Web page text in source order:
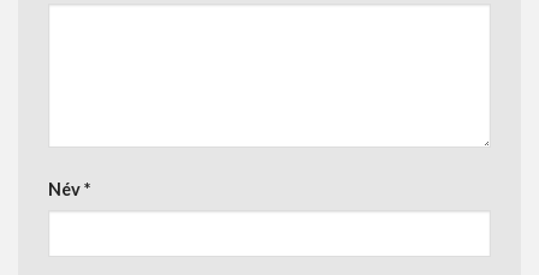
Név*